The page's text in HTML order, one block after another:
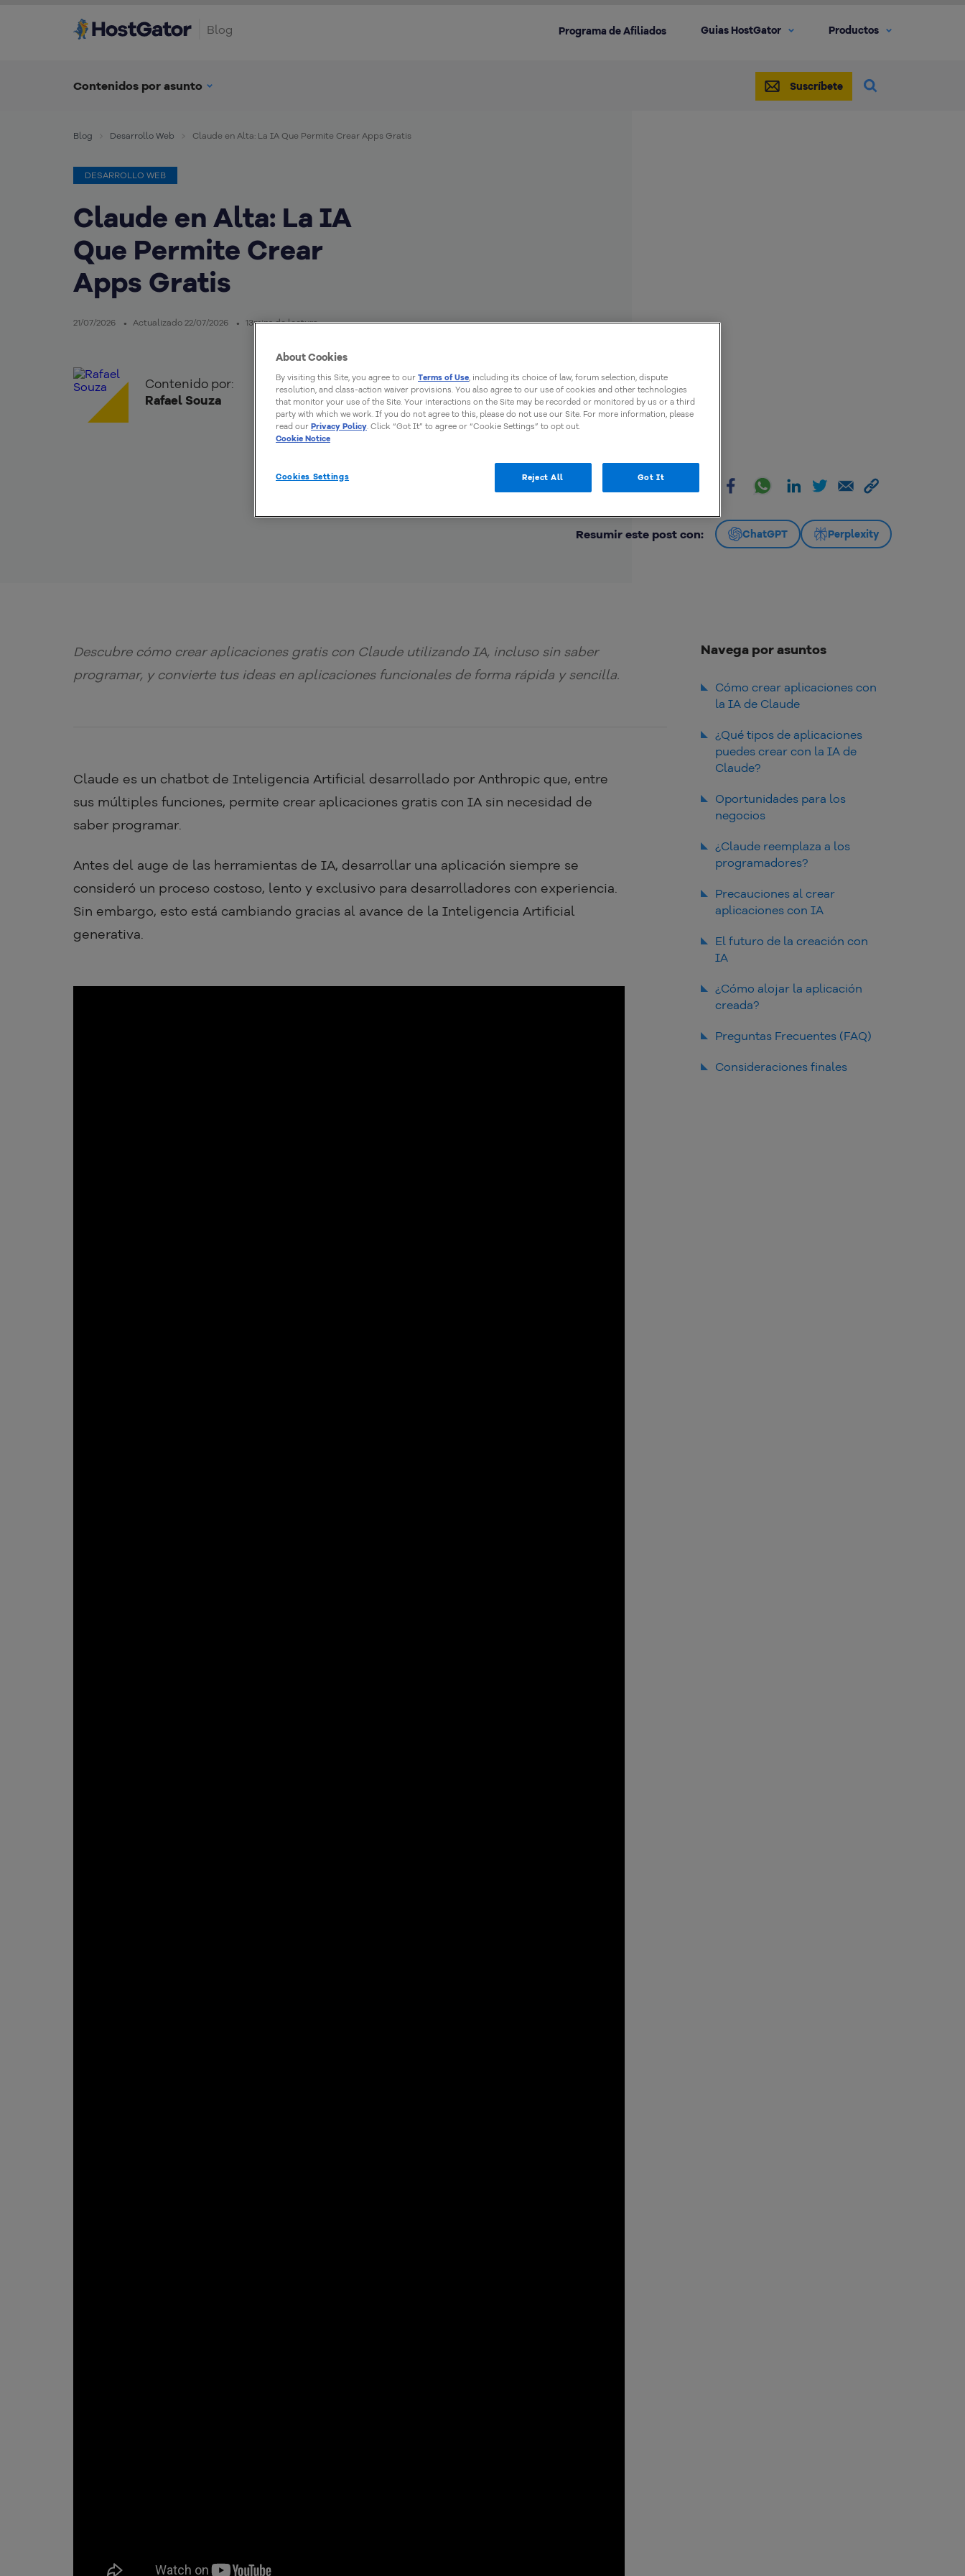
Blog Programa de Afiliados Guias HostGator Productos
Contenidos por asunto Suscríbete
Blog Desarrollo Web Claude en Alta: La IA Que Permite Crear Apps Gratis
DESARROLLO WEB
Claude en Alta: La IA
Que Permite Crear
Apps Gratis
21/07/2026 Actualizado 22/07/2026 13mins de lectura
Contenido por:
Rafael Souza
Resumir este post con: ChatGPT Perplexity
Descubre cómo crear aplicaciones gratis con Claude utilizando IA, incluso sin saber
programar, y convierte tus ideas en aplicaciones funcionales de forma rápida y sencilla.
Claude es un chatbot de Inteligencia Artificial desarrollado por Anthropic que, entre
sus múltiples funciones, permite crear aplicaciones gratis con IA sin necesidad de
saber programar.
Antes del auge de las herramientas de IA, desarrollar una aplicación siempre se
consideró un proceso costoso, lento y exclusivo para desarrolladores con experiencia.
Sin embargo, esto está cambiando gracias al avance de la Inteligencia Artificial
generativa.
Navega por asuntos
Cómo crear aplicaciones con
la IA de Claude
Accede al sitio web de Claude
Haz clic en la opción “Artifacts”
Realiza la configuración básica
Escribe tu prompt
Interactúa y edita tu aplicación
Publica y comparte tu
aplicación
¿Qué tipos de aplicaciones
puedes crear con la IA de
Claude?
Oportunidades para los
negocios
¿Claude reemplaza a los
programadores?
Precauciones al crear
aplicaciones con IA
El futuro de la creación con
IA
¿Cómo alojar la aplicación
creada?
Preguntas Frecuentes (FAQ)
¿Cómo crear aplicaciones con
Consideraciones finales
About Cookies
By visiting this Site, you agree to our Terms of Use, including its choice of law, forum selection, dispute
resolution, and class-action waiver provisions. You also agree to our use of cookies and other technologies
that monitor your use of the Site. Your interactions on the Site may be recorded or monitored by us or a third
party with which we work. If you do not agree to this, please do not use our Site. For more information, please
read our Privacy Policy. Click “Got It” to agree or “Cookie Settings” to opt out.
Cookie Notice
Cookies Settings Reject All Got It